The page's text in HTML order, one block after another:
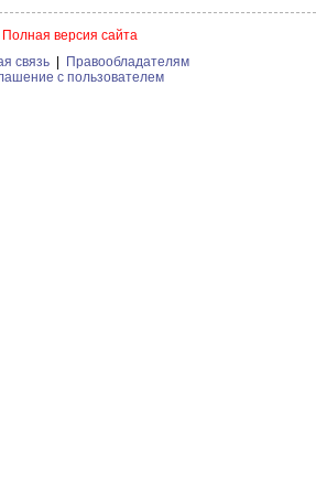
Полная версия сайта
связь
Правообладателям
с пользователем